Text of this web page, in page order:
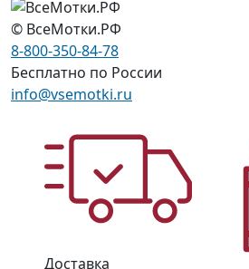
© ВсеМотки.РФ
8-800-350-84-78
Бесплатно по России
info@vsemotki.ru
Доставка